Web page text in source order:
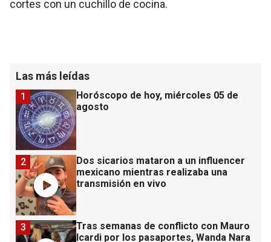
cortes con un cuchillo de cocina.
Las más leídas
Horóscopo de hoy, miércoles 05 de
agosto
1
Dos sicarios mataron a un influencer
mexicano mientras realizaba una
transmisión en vivo
2
Tras semanas de conflicto con Mauro
Icardi por los pasaportes, Wanda Nara
3